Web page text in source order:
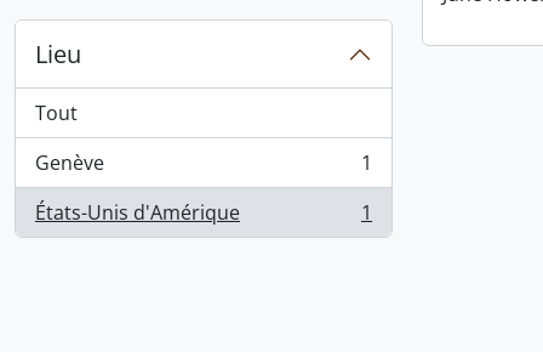
Lieu
Tout
Genève
, 1 résultats
1
États-Unis d'Amérique
, 1 résultats 1